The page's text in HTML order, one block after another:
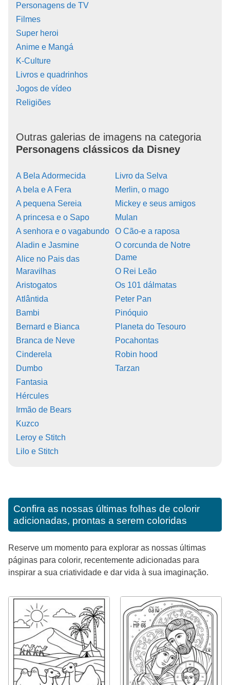
Personagens de TV
Filmes
Super heroi
Anime e Mangá
K-Culture
Livros e quadrinhos
Jogos de vídeo
Religiões
Outras galerias de imagens na categoria
Personagens clássicos da Disney
A Bela Adormecida
A bela e A Fera
A pequena Sereia
A princesa e o Sapo
A senhora e o vagabundo
Aladin e Jasmine
Alice no Pais das
Maravilhas
Aristogatos
Atlântida
Bambi
Bernard e Bianca
Branca de Neve
Cinderela
Dumbo
Fantasia
Hércules
Irmão de Bears
Kuzco
Leroy e Stitch
Lilo e Stitch
Livro da Selva
Merlin, o mago
Mickey e seus amigos
Mulan
O Cão-e a raposa
O corcunda de Notre
Dame
O Rei Leão
Os 101 dálmatas
Peter Pan
Pinóquio
Planeta do Tesouro
Pocahontas
Robin hood
Tarzan
Confira as nossas últimas folhas de colorir
adicionadas, prontas a serem coloridas
Reserve um momento para explorar as nossas últimas
páginas para colorir, recentemente adicionadas para
inspirar a sua criatividade e dar vida à sua imaginação.